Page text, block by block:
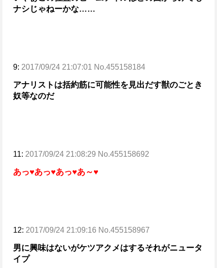
ナシじゃねーかな……
9: 2017/09/24 21:07:01 No.455158184
アナリストは括約筋に可能性を見出だす獣のごとき
奴等なのだ
11: 2017/09/24 21:08:29 No.455158692
あっ♥あっ♥あっ♥あ～♥
12: 2017/09/24 21:09:16 No.455158967
男に興味はないがケツアクメはするそれがニュータ
イプ